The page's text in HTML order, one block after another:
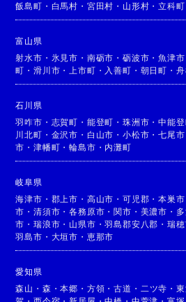
飯島町 ・ 白馬村 ・ 宮田村 ・ 山形村 ・立科町
富山県
射水市 ・ 氷見市 ・ 南砺市 ・砺波市 ・魚津市
町 ・滑川市 ・ 上市町 ・ 入善町 ・ 朝日町 ・
石川県
羽咋市 ・ 志賀町 ・ 能登町 ・珠洲市 ・中能
川北町 ・ 金沢市 ・ 白山市 ・小松市 ・七尾市
市 ・津幡町 ・輪島市 ・ 内灘町
岐阜県
海津市 ・ 郡上市 ・ 高山市 ・可児郡 ・本巣市
市 ・清須市 ・各務原市 ・関市 ・ 美濃市 ・
市 ・瑞浪市 ・ 山県市 ・羽島郡安八郡 ・瑞
羽島市 ・ 大垣市 ・ 恵那市
愛知県
森山 ・ 森 ・本郷 ・ 方領 ・古道 ・ 二ツ寺 ・